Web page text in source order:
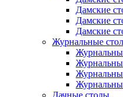
Дамские
Дамские
Дамские
Журнальные
Дачные столы